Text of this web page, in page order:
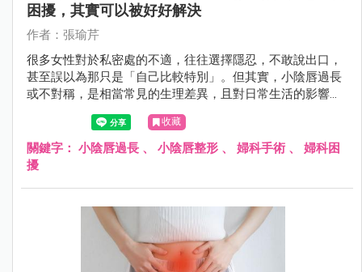
困擾，其實可以被好好解決
作者：張瑜芹
很多女性對於私密處的不適，往往選擇隱忍，不敢說出口，
甚至誤以為那只是「自己比較特別」。但其實，小陰唇過長
或不對稱，是相當常見的生理差異，且對日常生活的影響，
遠比想像中更真實——從運動摩擦的不適、穿著受限，到清
潔困難甚至影響親密關係，都可能悄悄累積成長期壓力。
收藏
關鍵字： 小陰唇過長 、 小陰唇整形 、 婦科手術 、 婦科困
擾